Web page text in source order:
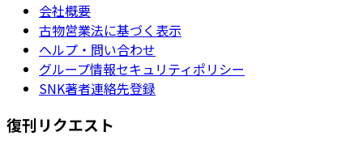
会社概要
古物営業法に基づく表示
ヘルプ・問い合わせ
グループ情報セキュリティポリシー
SNK著者連絡先登録
復刊リクエスト